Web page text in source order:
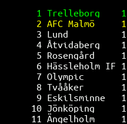
1 Trelleborg
2 AFC Malmö
3 Lund
4 Åtvidaberg
5 Rosengård
6 Hässleholm
7 Olympic
8 Tvååker
9 Eskilsminne
10 Jönköping
11 Ängelholm